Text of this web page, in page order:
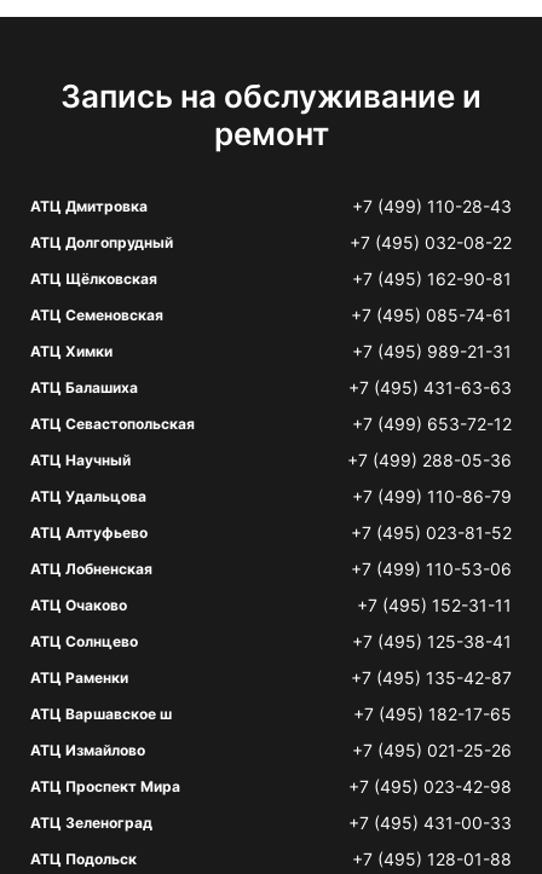
Запись на обслуживание и
ремонт
АТЦ Дмитровка +7 (499) 110-28-43
АТЦ Долгопрудный +7 (495) 032-08-22
АТЦ Щёлковская +7 (495) 162-90-81
АТЦ Семеновская +7 (495) 085-74-61
АТЦ Химки +7 (495) 989-21-31
АТЦ Балашиха +7 (495) 431-63-63
АТЦ Севастопольская +7 (499) 653-72-12
АТЦ Научный +7 (499) 288-05-36
АТЦ Удальцова +7 (499) 110-86-79
АТЦ Алтуфьево +7 (495) 023-81-52
АТЦ Лобненская +7 (499) 110-53-06
АТЦ Очаково +7 (495) 152-31-11
АТЦ Солнцево +7 (495) 125-38-41
АТЦ Раменки +7 (495) 135-42-87
АТЦ Варшавское ш +7 (495) 182-17-65
АТЦ Измайлово +7 (495) 021-25-26
АТЦ Проспект Мира +7 (495) 023-42-98
АТЦ Зеленоград +7 (495) 431-00-33
АТЦ Подольск +7 (495) 128-01-88